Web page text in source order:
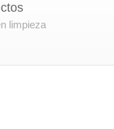
limpieza